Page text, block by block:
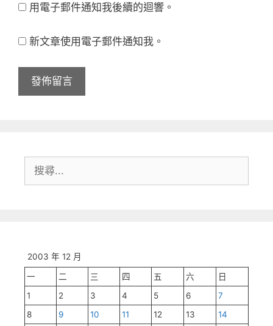
地
網
網
用電子郵件通知我後續的迴響。
新文章使用電子郵件通知我。
尋:
2003 年 12 月
一 二 三 四 五 六
日
1
2 3 4 5 6
7
8
9 10 11 12 13
14